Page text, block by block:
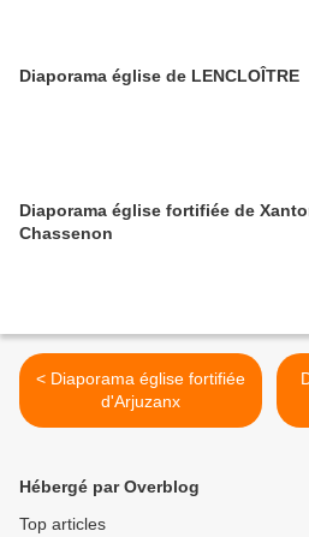
Diaporama église de LENCLOÎTRE
Diaporama église fortifiée de
Chassenon
< Diaporama église fortifiée
d'Arjuzanx
Hébergé par Overblog
Top articles